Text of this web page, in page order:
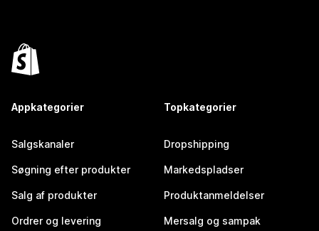
Appkategorier
Salgskanaler
Søgning efter produkter
Salg af produkter
Ordrer og levering
Topkategorier
Dropshipping
Markedspladser
Produktanmeldelser
Mersalg og sampak